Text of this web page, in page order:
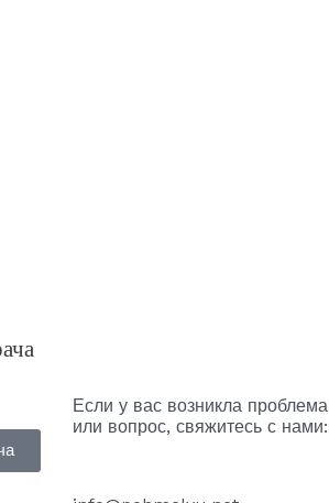
Если у вас возникла проблема
или вопрос, свяжитесь с нами: